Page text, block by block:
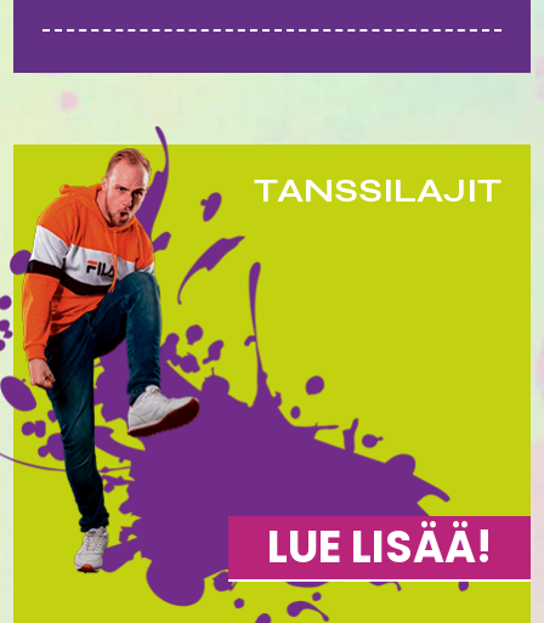
TANSSILAJIT
LUE LISÄÄ!